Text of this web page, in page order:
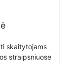
skaitytojams
straipsniuose